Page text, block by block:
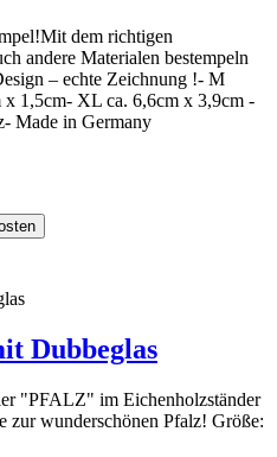
dem richtigen
andere Materialen bestempeln
– echte Zeichnung !- M
1,5cm- XL ca. 6,6cm x 3,9cm -
Made in Germany
Dubbeglas
"PFALZ" im Eichenholzständer
zur wunderschönen Pfalz! Größe: